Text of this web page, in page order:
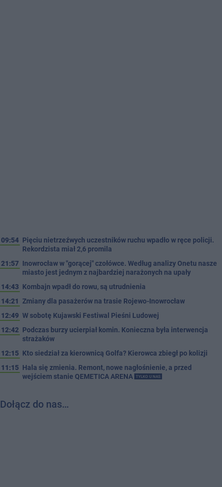
09:54 Pięciu nietrzeźwych uczestników ruchu wpadło w ręce policji.
Rekordzista miał 2,6 promila
21:57 Inowrocław w "gorącej" czołówce. Według analizy Onetu nasze
miasto jest jednym z najbardziej narażonych na upały
14:43 Kombajn wpadł do rowu, są utrudnienia
14:21 Zmiany dla pasażerów na trasie Rojewo-Inowrocław
12:49 W sobotę Kujawski Festiwal Pieśni Ludowej
12:42 Podczas burzy ucierpiał komin. Konieczna była interwencja
strażaków
12:15 Kto siedział za kierownicą Golfa? Kierowca zbiegł po kolizji
11:15 Hala się zmienia. Remont, nowe nagłośnienie, a przed
wejściem stanie QEMETICA ARENA
TYLKO U NAS
Dołącz do nas…